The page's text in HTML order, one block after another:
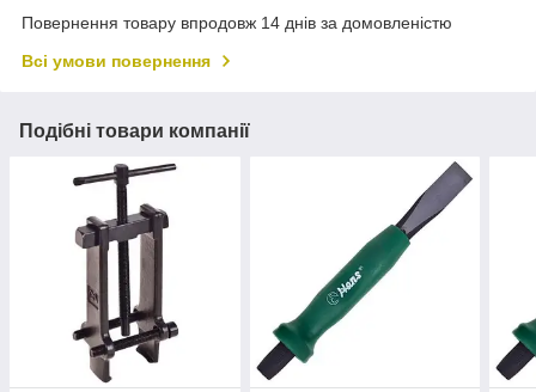
Повернення товару впродовж 14 днів за домовленістю
Всі умови повернення
Подібні товари компанії